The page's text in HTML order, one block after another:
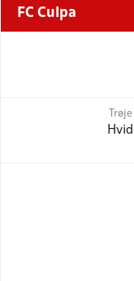
FC Culpa
Trøje
Hvid